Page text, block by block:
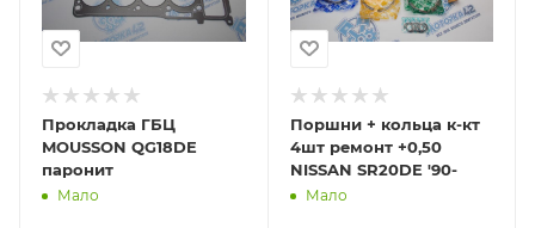
Прокладка ГБЦ
MOUSSON QG18DE
паронит
Мало
Поршни + кольца к-кт
4шт ремонт +0,50
NISSAN SR20DE '90-
Мало